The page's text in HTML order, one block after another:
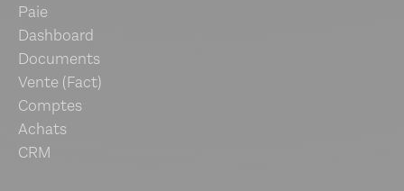
Paie
Dashboard
Documents
Vente (Fact)
Comptes
Achats
CRM